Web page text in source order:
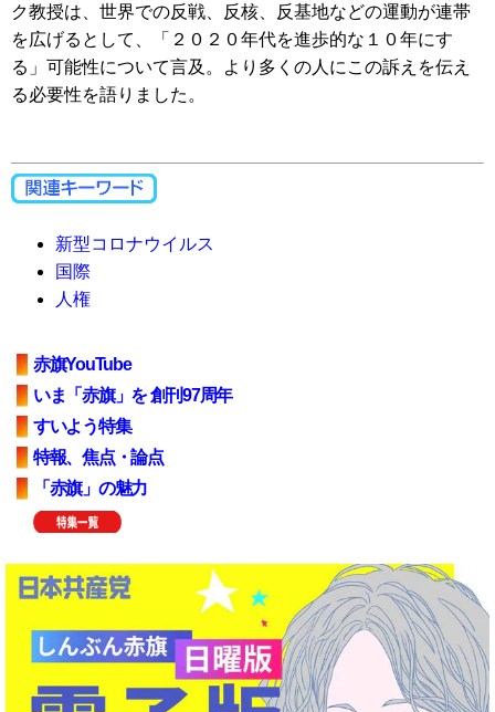
ク教授は、世界での反戦、反核、反基地などの運動が連帯
を広げるとして、「２０２０年代を進歩的な１０年にす
る」可能性について言及。より多くの人にこの訴えを伝え
る必要性を語りました。
新型コロナウイルス
国際
人権
赤旗YouTube
いま「赤旗」を 創刊97周年
すいよう特集
特報、焦点・論点
「赤旗」の魅力